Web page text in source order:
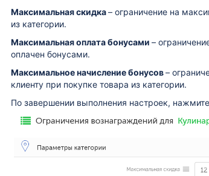
Максимальная скидка– ограничение на
из категории.
Максимальная оплата бонусами –
оплачен бонусами.
Максимальное начисление бонусов–
клиенту при покупке товара из категории.
По завершении выполнения настроек,